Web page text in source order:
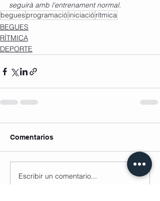
seguirà amb l'entrenament normal.
beguesprogramacióiniciaciórítmica
BEGUES
RÍTMICA
DEPORTE
Comentarios
Escribir un comentario...